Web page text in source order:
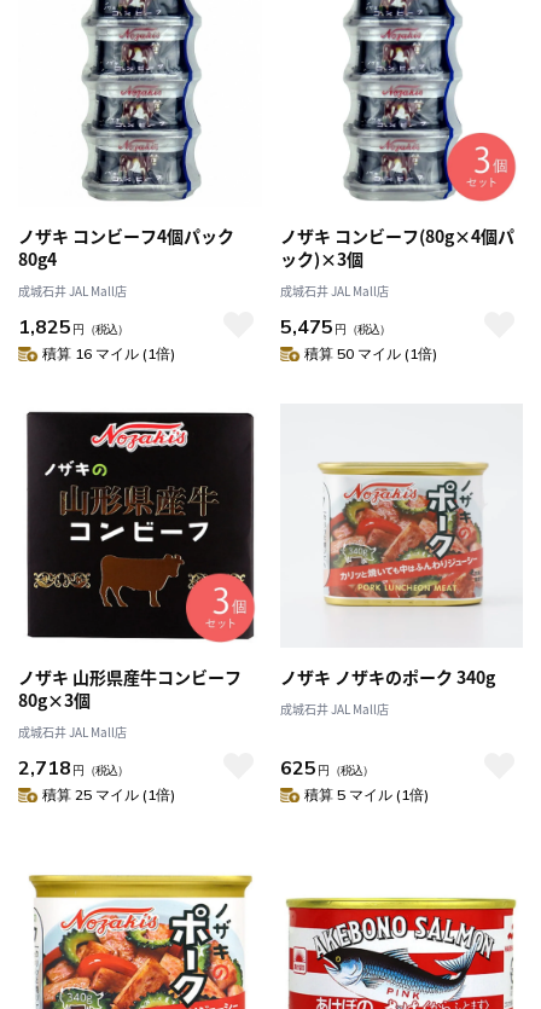
ノザキ コンビーフ4個パック
80g4
成城石井 JAL Mall店
1,825 円 （税込）
積算 16 マイル (1倍)
ノザキ コンビーフ(80g×4個パ
ック)×3個
成城石井 JAL Mall店
5,475 円 （税込）
積算 50 マイル (1倍)
ノザキ 山形県産牛コンビーフ
80g×3個
成城石井 JAL Mall店
2,718 円 （税込）
積算 25 マイル (1倍)
ノザキ ノザキのポーク 340g
成城石井 JAL Mall店
625 円 （税込）
積算 5 マイル (1倍)